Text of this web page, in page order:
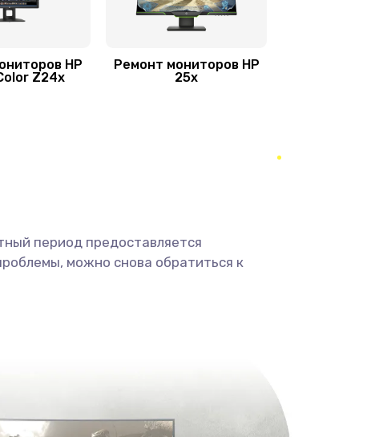
HP
Z24x
Ремонт мониторов HP
25x
период предоставляется
можно снова обратиться к